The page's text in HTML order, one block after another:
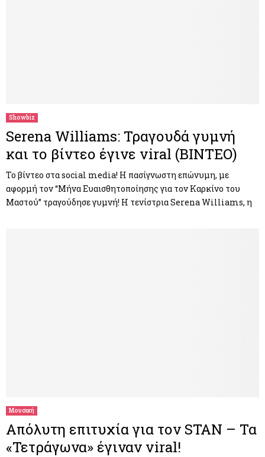
Showbiz
Serena Williams: Τραγουδά γυμνή
και το βίντεο έγινε viral (BINTEO)
Το βίντεο στα social media! Η πασίγνωστη επώνυμη, με
αφορμή τον “Μήνα Ευαισθητοποίησης για τον Καρκίνο του
Μαστού” τραγούδησε γυμνή! Η τενίστρια Serena Williams, η
Μουσική
Απόλυτη επιτυχία για τον STAN – Τα
«Τετράγωνα» έγιναν viral!